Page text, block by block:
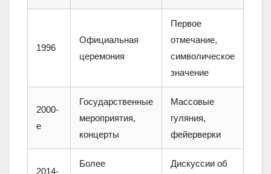
1996
Официальная
церемония
Первое
отмечание,
символическое
значение
2000-
е
Государственные
мероприятия,
концерты
Массовые
гуляния,
фейерверки
2014-
Более
Дискуссии об